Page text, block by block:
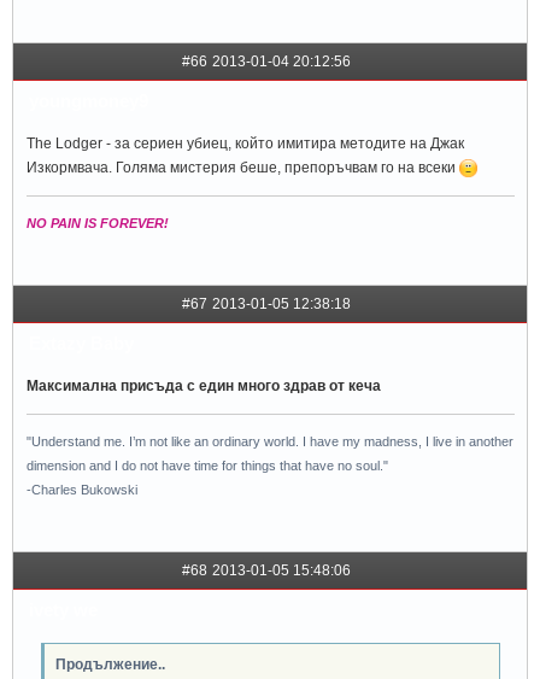
#66 2013-01-04 20:12:56
The Lodger - за сериен убиец, който имитира методите на Джак
Изкормвача. Голяма мистерия беше, препоръчвам го на всеки
NO PAIN IS FOREVER!
#67 2013-01-05 12:38:18
Максимална присъда с един много здрав от кеча
"Understand me. I’m not like an ordinary world. I have my madness, I live in another
dimension and I do not have time for things that have no soul."
-Charles Bukowski
#68 2013-01-05 15:48:06
Продължение..